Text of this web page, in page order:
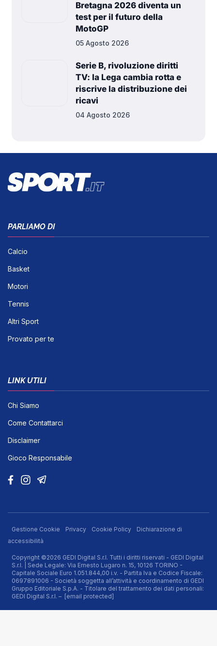
Bretagna 2026 diventa un
test per il futuro della
MotoGP
05 Agosto 2026
Serie B, rivoluzione diritti
TV: la Lega cambia rotta e
riscrive la distribuzione dei
ricavi
04 Agosto 2026
PARLIAMO DI
Calcio
Basket
Motori
Tennis
Altri Sport
Provato per te
LINK UTILI
Chi Siamo
Come Contattarci
Disclaimer
Gioco Responsabile
Gestione Cookie Privacy Cookie Policy
Dichiarazione di
accessibilità
Copyright ©2026 GEDI Digital S.r.l. Tutti i diritti riservati - GEDI Digital
S.r.l. | Sede Legale: Via Ernesto Lugaro n. 15, 10126 TORINO -
Capitale Sociale Euro 1.051.844,00 i.v. - Partita Iva e Codice Fiscale:
0697891006 - Società soggetta all’attività e coordinamento di GEDI
Gruppo Editoriale S.p.A. - Titolare del trattamento dei dati personali:
GEDI Digital S.r.l. – [email protected]